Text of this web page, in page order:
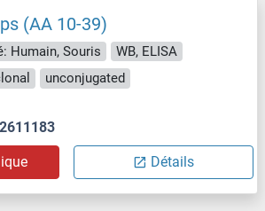
(AA 10-39)
Humain, Souris
WB, ELISA
unconjugated
Détails